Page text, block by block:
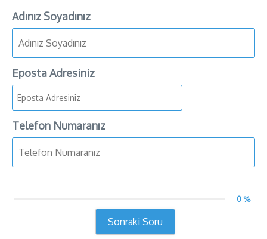
Adınız Soyadınız
Eposta Adresiniz
Telefon Numaranız
0 %
Sonraki Soru